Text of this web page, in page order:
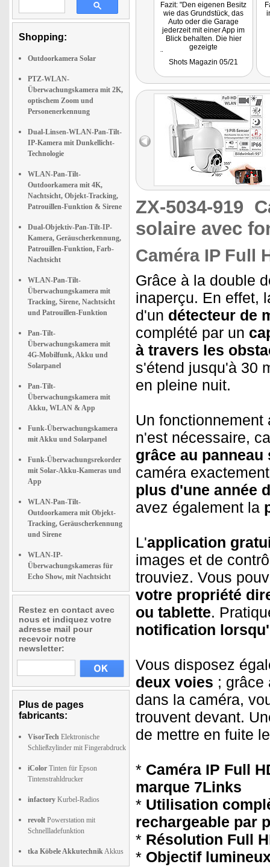
Shopping:
Outdoorkamera Solar
PTZ-WLAN-
Überwachungskamera mit 2K,
optischem Zoom und
Personenerkennung
Dual-Linsen-WLAN-Pan-Tilt-
IP-Kamera mit Dunkellicht-
Technologie
WLAN-Pan-Tilt-
Outdoorkamera mit 4K,
Nachtsicht, Objekt-Tracking,
Patrouillen-Funktion & Sirene
Dual-Objektiv-Pan-Tilt-IP-
Kamera, Geräuscherkennung,
Patrouillen-Funktion, Farb-
Nachtsicht
WLAN-Pan-Tilt-
Überwachungskamera mit
Tracking, Sirene, Nachtsicht
und Patrouillen-Funktion
Pan-Tilt-
Überwachungskamera mit
4G-Mobilfunk, Akku und
Solarpanel
Pan-Tilt-
Überwachungskamera mit
Akku, WLAN & App
Funk-Überwachungskamera
mit Akku und Solarpanel
Funk-Überwachungsrekorder
mit Solar-Akku-Kameras und
App
WLAN-Pan-Tilt-
Outdoorkamera mit Objekt-
Tracking, Geräuscherkennung
und Sirene
WLAN-IP-
Überwachungskameras für
Echo Show, mit Nachtsicht
Restez en contact avec
nous et indiquez votre
adresse mail pour
recevoir notre
newsletter:
Plus de pages
fabricants:
VisorTech Elektronische
Schließzylinder mit Fingerabdruck
iColor Tinten für Epson
Tintenstrahldrucker
infactory Kurbel-Radios
revolt Powerstation mit
Schnellladefunktion
tka Köbele AkkutechnikAkkus
Fazit: "Den eigenen Besitz
wie das Grundstück, das
Auto oder die Garage
jederzeit mit einer App im
Blick behalten. Die hier
gezeigte
dem Online-Shop von Pearl
Shots Magazin 05/21
ZX-5034-919
solaire avec
Caméra IP Full
Grâce à la double
inaperçu. En effet,
d'un détecteur de
complété par un
à travers les
s'étend jusqu'à 30
en pleine nuit.
Un
n'est nécessaire,
grâce au
caméra
plus d'une année
avez également la
L'application
images et de
trouviez. Vous
votre propriété
ou tablette.
notification
Vous disposez
deux voies ; grâce
dans la caméra,
trouvent devant.
de mettre en fuite
* Caméra IP Full
marque 7Links
* Utilisation
rechargeable par
* Résolution Full
* Objectif